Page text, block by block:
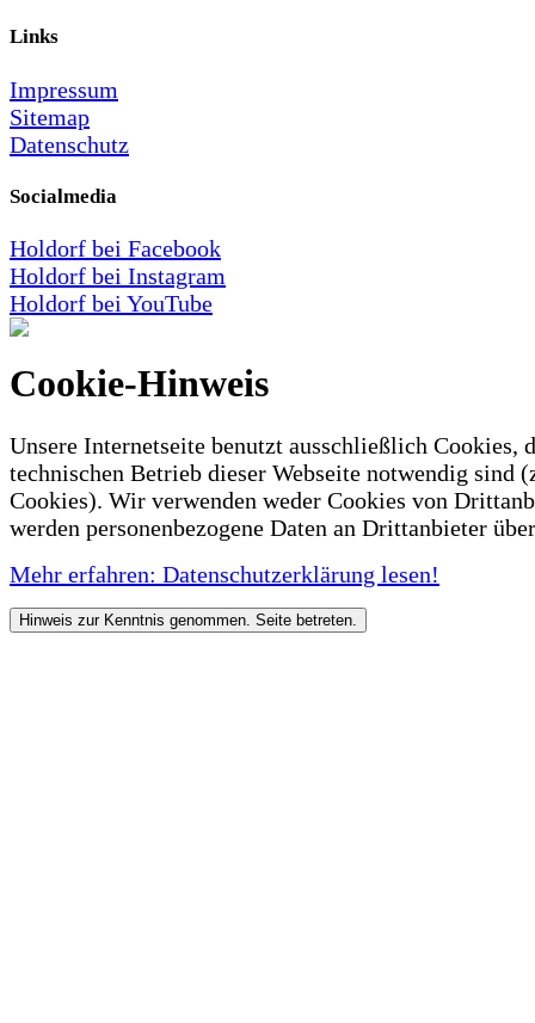
Links
Impressum
Sitemap
Datenschutz
Socialmedia
Holdorf bei Facebook
Holdorf bei Instagram
Holdorf bei YouTube
Cookie-Hinweis
Unsere Internetseite benutzt ausschließlich Cookies,
technischen Betrieb dieser Webseite notwendig sind
Cookies). Wir verwenden weder Cookies von
werden personenbezogene Daten an Drittanbieter
Mehr erfahren: Datenschutzerklärung lesen!
Hinweis zur Kenntnis genommen. Seite betreten.